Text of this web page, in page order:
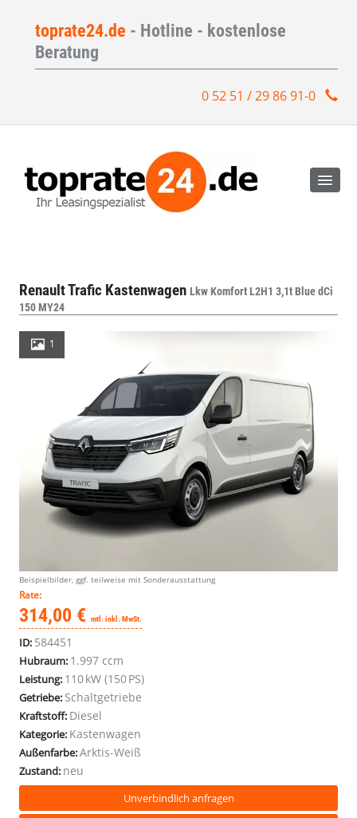
toprate24.de - Hotline - kostenlose
Beratung
0 52 51 / 29 86 91-0
Renault Trafic Kastenwagen Lkw Komfort L2H1 3,1t Blue dCi
150 MY24
1
Beispielbilder, ggf. teilweise mit Sonderausstattung
Rate:
314,00 € mtl. inkl. MwSt.
ID: 584451
Hubraum: 1.997 ccm
Leistung: 110 kW (150 PS)
Getriebe: Schaltgetriebe
Kraftstoff: Diesel
Kategorie: Kastenwagen
Außenfarbe:Arktis-Weiß
Zustand: neu
Unverbindlich anfragen